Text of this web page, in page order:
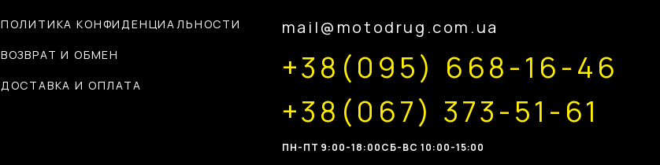
ПОЛИТИКА КОНФИДЕНЦИАЛЬНОСТИ
ВОЗВРАТ И ОБМЕН
ДОСТАВКА И ОПЛАТА
mail@motodrug.com.ua
+38(095) 668-16-46
+38(067) 373-51-61
ПН-ПТ 9:00-18:00CБ-ВС 10:00-15:00